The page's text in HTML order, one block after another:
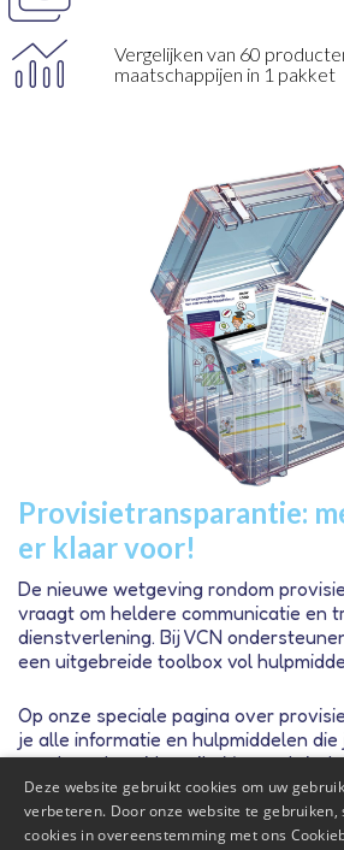
Vergelijken van 60
maatschappijen in 1 pakket
Provisietransparantie:
er klaar voor!
De nieuwe wetgeving rondom
vraagt om heldere communicatie en
dienstverlening. Bij VCN
een uitgebreide toolbox vol
Op onze speciale pagina over
je alle informatie en hulpmiddelen
goed voorbereid te zijn. Van
infographics tot een uitgebreide
adviesgesprekken – alles wat je
klanten transparant en effectief te
Deze website gebruikt cookies om uw
verbeteren. Door onze website te gebruiken,
cookies in overeenstemming met ons